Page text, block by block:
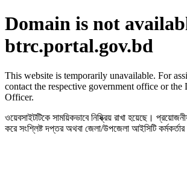
Domain is not
btrc.portal.gov.bd
This website is temporarily unavailable. For
contact the respective government office or
Officer.
ওয়েবসাইটটিকে সাময়িকভাবে নিষ্ক্রিয় রাখা হয়েছে।
করে সংশ্লিষ্ট দপ্তর অথবা জেলা/উপজেলা আইসিটি